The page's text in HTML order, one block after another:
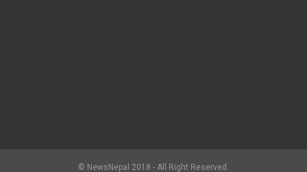
© NewsNepal 2018 - All Right Reserved.